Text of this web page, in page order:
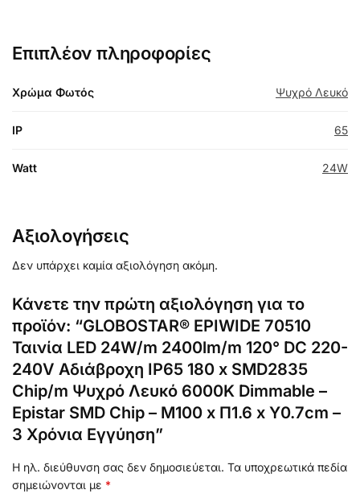
Επιπλέον πληροφορίες
Χρώμα Φωτός Ψυχρό Λευκό
IP 65
Watt 24W
Αξιολογήσεις
Δεν υπάρχει καμία αξιολόγηση ακόμη.
Κάνετε την πρώτη αξιολόγηση για το
προϊόν: “GLOBOSTAR® EPIWIDE 70510
Ταινία LED 24W/m 2400lm/m 120° DC 220-
240V Αδιάβροχη IP65 180 x SMD2835
Chip/m Ψυχρό Λευκό 6000K Dimmable –
Epistar SMD Chip – M100 x Π1.6 x Υ0.7cm –
3 Χρόνια Εγγύηση”
Η ηλ. διεύθυνση σας δεν δημοσιεύεται. Τα υποχρεωτικά πεδία
σημειώνονται με *